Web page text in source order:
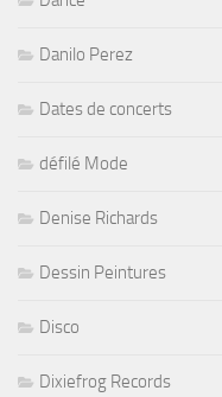
Danilo Perez
Dates de concerts
défilé Mode
Denise Richards
Dessin Peintures
Disco
Dixiefrog Records